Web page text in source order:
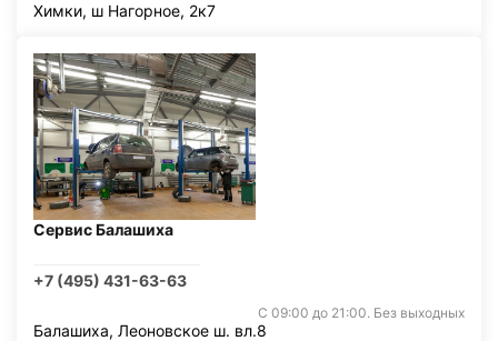
Химки, ш Нагорное, 2к7
Сервис Балашиха
+7 (495) 431-63-63
С 09:00 до 21:00. Без выходных
Балашиха, Леоновское ш. вл.8